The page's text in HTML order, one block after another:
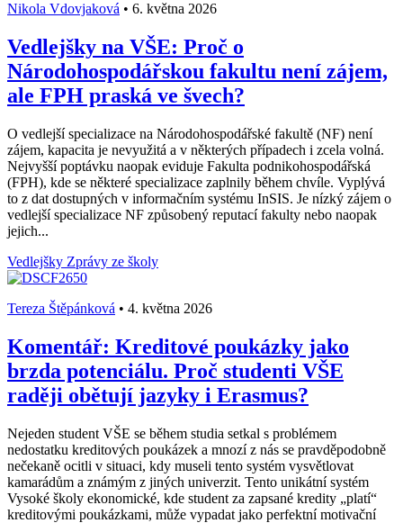
Nikola Vdovjaková • 6. května 2026
Vedlejšky na VŠE: Proč o
Národohospodářskou fakultu není zájem,
ale FPH praská ve švech?
O vedlejší specializace na Národohospodářské fakultě (NF) není
zájem, kapacita je nevyužitá a v některých případech i zcela volná.
Nejvyšší poptávku naopak eviduje Fakulta podnikohospodářská
(FPH), kde se některé specializace zaplnily během chvíle. Vyplývá
to z dat dostupných v informačním systému InSIS. Je nízký zájem o
vedlejší specializace NF způsobený reputací fakulty nebo naopak
jejich...
Vedlejšky Zprávy ze školy
Tereza Štěpánková • 4. května 2026
Komentář: Kreditové poukázky jako
brzda potenciálu. Proč studenti VŠE
raději obětují jazyky i Erasmus?
Nejeden student VŠE se během studia setkal s problémem
nedostatku kreditových poukázek a mnozí z nás se pravděpodobně
nečekaně ocitli v situaci, kdy museli tento systém vysvětlovat
kamarádům a známým z jiných univerzit. Tento unikátní systém
Vysoké školy ekonomické, kde student za zapsané kredity „platí“
kreditovými poukázkami, může vypadat jako perfektní motivační